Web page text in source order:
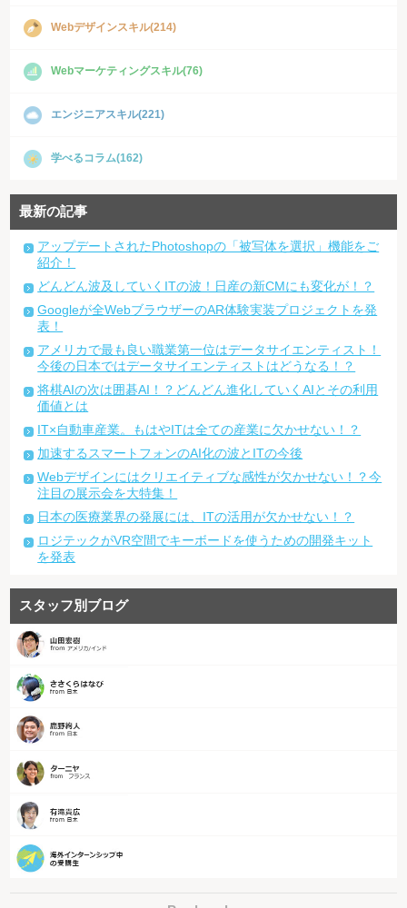
Webデザインスキル(214)
Webマーケティングスキル(76)
エンジニアスキル(221)
学べるコラム(162)
最新の記事
アップデートされたPhotoshopの「被写体を選択」機能をご
紹介！
どんどん波及していくITの波！日産の新CMにも変化が！？
Googleが全WebブラウザーのAR体験実装プロジェクトを発
表！
アメリカで最も良い職業第一位はデータサイエンティスト！
今後の日本ではデータサイエンティストはどうなる！？
将棋AIの次は囲碁AI！？どんどん進化していくAIとその利用
価値とは
IT×自動車産業。もはやITは全ての産業に欠かせない！？
加速するスマートフォンのAI化の波とITの今後
Webデザインにはクリエイティブな感性が欠かせない！？今
注目の展示会を大特集！
日本の医療業界の発展には、ITの活用が欠かせない！？
ロジテックがVR空間でキーボードを使うための開発キット
を発表
スタッフ別ブログ